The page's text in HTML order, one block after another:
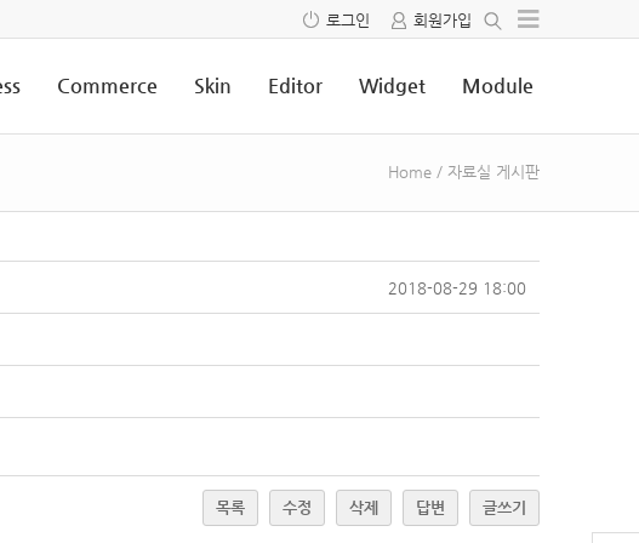
로그인 회원가입
Commerce Skin Editor Widget Module
Home / 자료실 게시판
2018-08-29 18:00
목록 수정 삭제 답변 글쓰기